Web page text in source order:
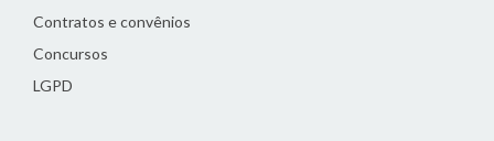
Contratos e convênios
Concursos
LGPD